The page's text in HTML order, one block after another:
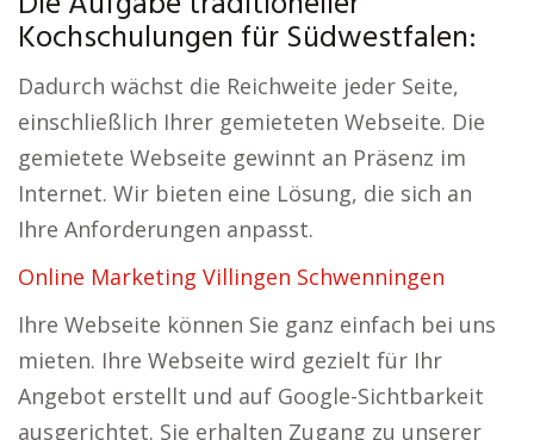
Kochschulungen für Südwestfalen:
Dadurch wächst die Reichweite jeder Seite,
einschließlich Ihrer gemieteten Webseite. Die
gemietete Webseite gewinnt an Präsenz im
Internet. Wir bieten eine Lösung, die sich an
Ihre Anforderungen anpasst.
Online Marketing Villingen Schwenningen
Ihre Webseite können Sie ganz einfach bei uns
mieten. Ihre Webseite wird gezielt für Ihr
Angebot erstellt und auf Google-Sichtbarkeit
ausgerichtet. Sie erhalten Zugang zu unserer